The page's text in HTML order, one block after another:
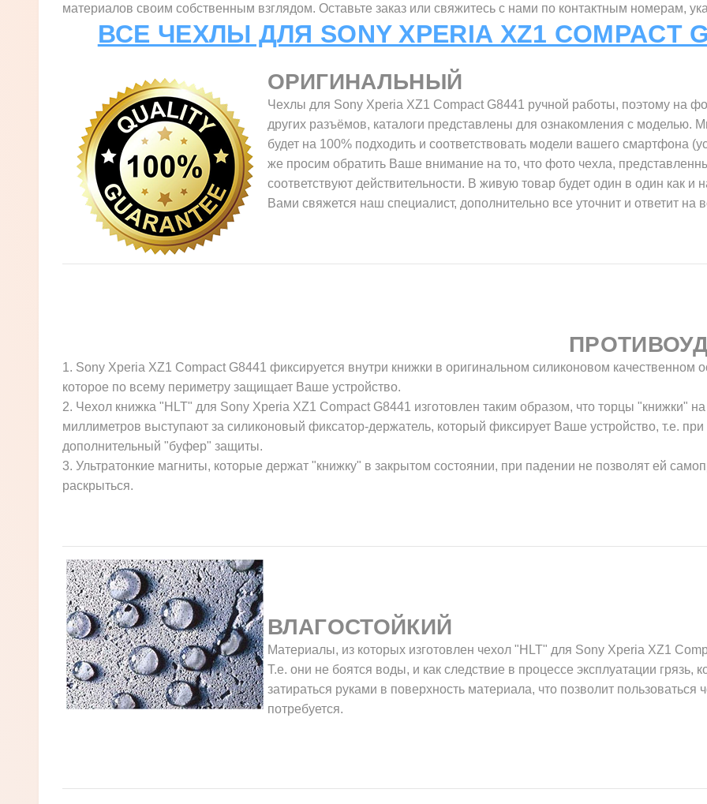
материалов своим собственным взглядом. Оставьте заказ или свяжитесь с нами по контактным номерам,
ВСЕ ЧЕХЛЫ ДЛЯ SONY XPERIA XZ1
ОРИГИНАЛЬНЫЙ
Чехлы для Sony Xperia XZ1 Compact G8441 ручной работы, поэтому на
других разъёмов, каталоги представлены для ознакомления с моделью.
будет на 100% подходить и соответствовать модели вашего смартфона
же просим обратить Ваше внимание на то, что фото чехла,
соответствуют действительности. В живую товар будет один в один как
Вами свяжется наш специалист, дополнительно все уточнит и ответит
1. Sony Xperia XZ1 Compact G8441 фиксируется внутри книжки в оригинальном силиконовом качественном
которое по всему периметру защищает Ваше устройство.
2. Чехол книжка "HLT" для Sony Xperia XZ1 Compact G8441 изготовлен таким образом, что торцы "книжки"
миллиметров выступают за силиконовый фиксатор-держатель, который фиксирует Ваше устройство, т.е. при
дополнительный "буфер" защиты.
3. Ультратонкие магниты, которые держат "книжку" в закрытом состоянии, при падении не позволят ей
раскрыться.
ВЛАГОСТОЙКИЙ
Материалы, из которых изготовлен чехол "HLT" для Sony Xperia XZ1
Т.е. они не боятся воды, и как следствие в процессе эксплуатации грязь,
затираться руками в поверхность материала, что позволит
потребуется.